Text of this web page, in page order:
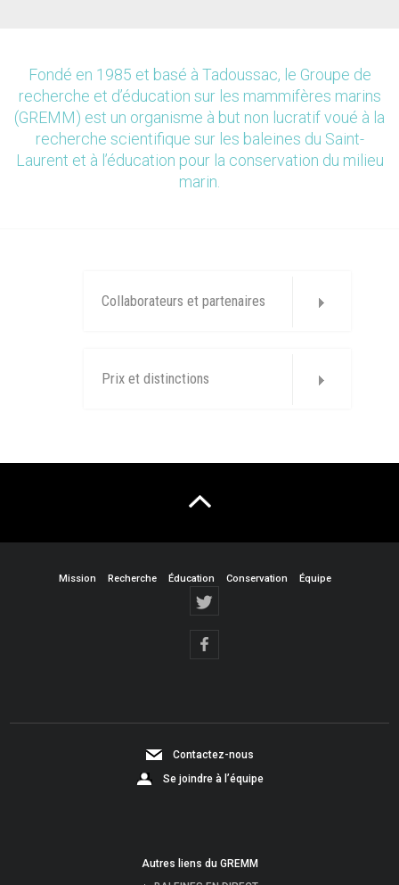
Fondé en 1985 et basé à Tadoussac, le Groupe de
recherche et d’éducation sur les mammifères marins
(GREMM) est un organisme à but non lucratif voué à la
recherche scientifique sur les baleines du Saint-
Laurent et à l’éducation pour la conservation du milieu
marin.
Collaborateurs et partenaires
Prix et distinctions
Mission Recherche Éducation Conservation Équipe
Contactez-nous
Se joindre à l’équipe
Autres liens du GREMM